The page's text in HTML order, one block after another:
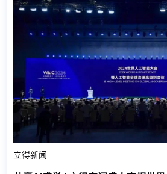
立得新闻